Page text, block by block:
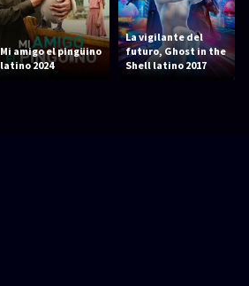
Mi amigo el pingüino
latino 2024
La vigilante del
futuro, Ghost in the
Shell latino 2017